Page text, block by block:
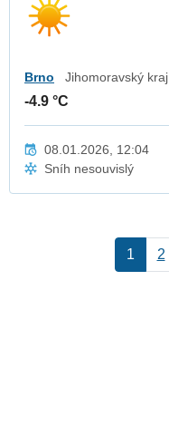
Brno Jihomoravský kraj
-4.9 °C
08.01.2026, 12:04
Sníh nesouvislý
1 2